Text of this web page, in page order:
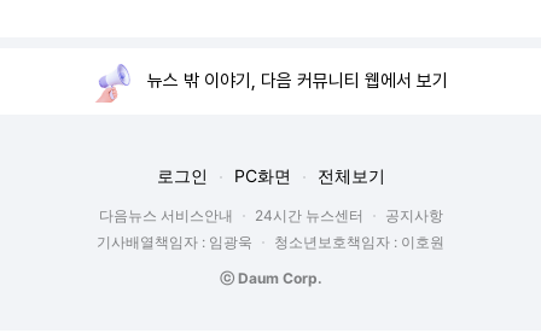
뉴스 밖 이야기, 다음 커뮤니티 웹에서 보기
로그인 PC화면 전체보기
다음뉴스 서비스안내 24시간 뉴스센터
공지사항
기사배열책임자 : 임광욱
청소년보호책임자 : 이호원
ⓒ Daum Corp.